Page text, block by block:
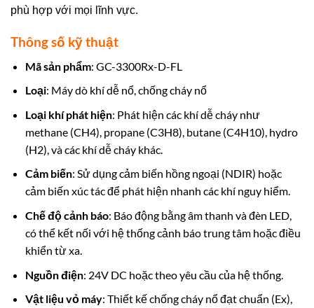
phù hợp với mọi lĩnh vực.
Thông số kỹ thuật
Mã sản phẩm: GC-3300Rx-D-FL
Loại: Máy dò khí dễ nổ, chống cháy nổ
Loại khí phát hiện: Phát hiện các khí dễ cháy như
methane (CH4), propane (C3H8), butane (C4H10), hydro
(H2), và các khí dễ cháy khác.
Cảm biến: Sử dụng cảm biến hồng ngoại (NDIR) hoặc
cảm biến xúc tác để phát hiện nhanh các khí nguy hiểm.
Chế độ cảnh báo: Báo động bằng âm thanh và đèn LED,
có thể kết nối với hệ thống cảnh báo trung tâm hoặc điều
khiển từ xa.
Nguồn điện: 24V DC hoặc theo yêu cầu của hệ thống.
Vật liệu vỏ máy: Thiết kế chống cháy nổ đạt chuẩn (Ex),